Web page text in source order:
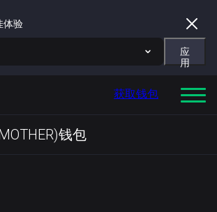
体验
应
用
获取钱包
钱包